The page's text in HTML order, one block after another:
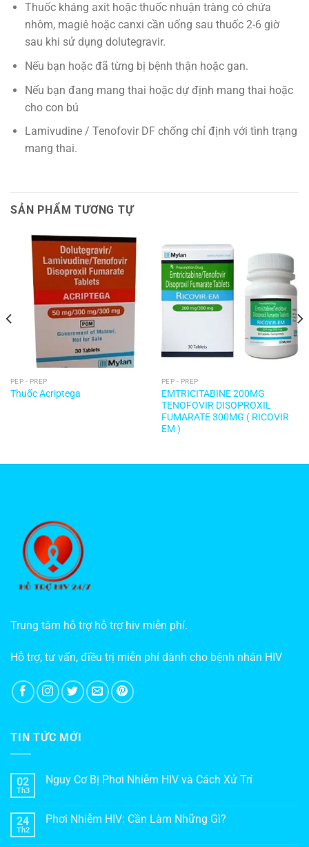
Thuốc kháng axit hoặc thuốc nhuận tràng có chứa
nhôm, magiê hoặc canxi cần uống sau thuốc 2-6 giờ
sau khi sử dụng dolutegravir.
Nếu bạn hoặc đã từng bị bệnh thận hoặc gan.
Nếu bạn đang mang thai hoặc dự định mang thai hoặc
cho con bú
Lamivudine / Tenofovir DF chống chỉ định với tình trạng
mang thai.
SẢN PHẨM TƯƠNG TỰ
PEP - PREP
Thuốc Acriptega
PEP - PREP
EMTRICITABINE 200MG
TENOFOVIR DISOPROXIL
FUMARATE 300MG ( RICOVIR
EM )
Trung tâm hỗ trợ hỗ trợ hiv miễn phí.
Hỗ trợ, tư vấn, điều trị miễn phí dành cho bệnh nhân HIV
TIN TỨC MỚI
02
Th3
Nguy Cơ Bị Phơi Nhiễm HIV và Cách Xử Trí
24
Th2
Phơi Nhiễm HIV: Cần Làm Những Gì?